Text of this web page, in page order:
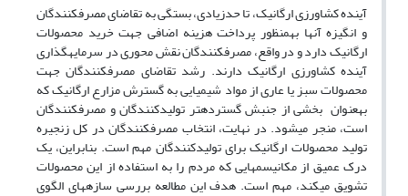
آینده کشاورزی ارگانیک، تا حد­زیادی، بستگی به تقاضای مصرف­کنندگان
و انگیزه آنها به­منظور پرداخت هزینه اضافی جهت خرید محصولات
ارگانیک دارد و در واقع، مصرف­کنندگان نقش محوری در سرمایه­گذاری
آینده کشاورزی ارگانیک دارند. رشد تقاضای مصرف­کنندگان جهت
محصولات سبز یا عاری از مواد شیمیایی به گسترش مزارع ارگانیک که
به­عنوان بخشی از جنبش گسترده­تر تولیدکنندگان و مصرف­کنندگان
است، منجر می­شود. در نهایت، انتخاب مصرف­کنندگان در کل زنجیره
تولید محصولات ارگانیک برای تولید­کنندگان مهم است. بنابراین، یک
درک عمیق از مکانیسم­هایی که مردم را به استفاده از این محصولات
تشویق می­کند، مهم است. هدف این مطالعه بررسی سازه­های الگوی